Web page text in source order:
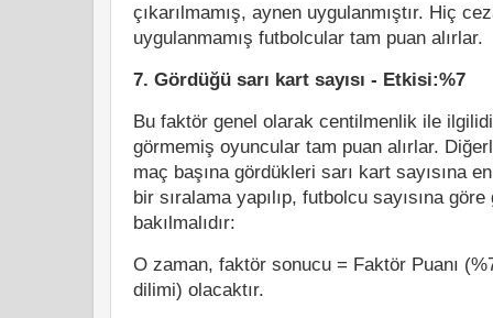
çıkarılmamış, aynen uygulanmıştır. Hiç
uygulanmamış futbolcular tam puan alırlar.
7. Gördüğü sarı kart sayısı - Etkisi:%7
Bu faktör genel olarak centilmenlik ile
görmemiş oyuncular tam puan alırlar.
maç başına gördükleri sarı kart sayısına
bir sıralama yapılıp, futbolcu sayısına
bakılmalıdır:
O zaman, faktör sonucu = Faktör Puanı
dilimi) olacaktır.